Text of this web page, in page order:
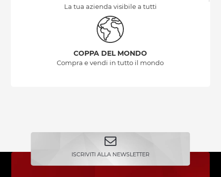
La tua azienda visibile a tutti
COPPA DEL MONDO
Compra e vendi in tutto il mondo
ISCRIVITI ALLA NEWSLETTER